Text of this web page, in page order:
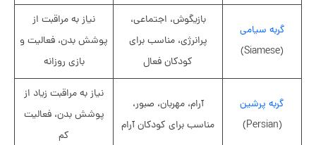
گربه سیامی
(Siamese)
بازیگوش، اجتماعی،
پرانرژی، مناسب برای
کودکان فعال
نیاز به مراقبت از
پوشش بدن، فعالیت و
بازی روزانه
گربه پرشین
(Persian)
آرام، مهربان، صبور،
مناسب برای کودکان آرام
نیاز به مراقبت زیاد از
پوشش بدن، فعالیت
کم